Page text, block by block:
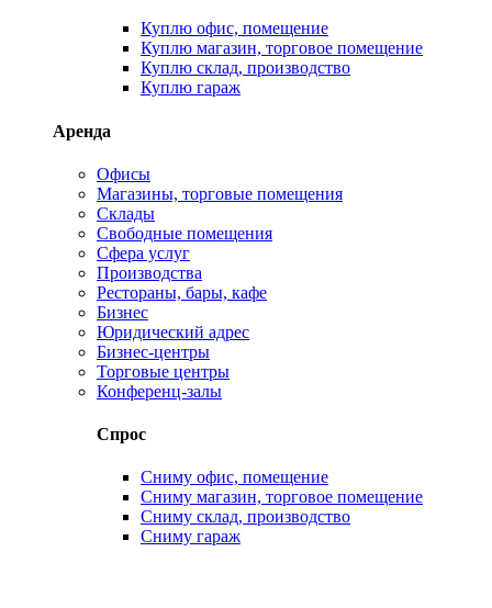
Куплю офис, помещение
Куплю магазин, торговое помещение
Куплю склад, производство
Куплю гараж
Аренда
Офисы
Магазины, торговые помещения
Склады
Свободные помещения
Сфера услуг
Производства
Рестораны, бары, кафе
Бизнес
Юридический адрес
Бизнес-центры
Торговые центры
Конференц-залы
Спрос
Сниму офис, помещение
Сниму магазин, торговое помещение
Сниму склад, производство
Сниму гараж